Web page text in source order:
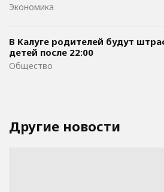
Экономика
В Калуге родителей будут
детей после 22:00
Общество
Другие новости